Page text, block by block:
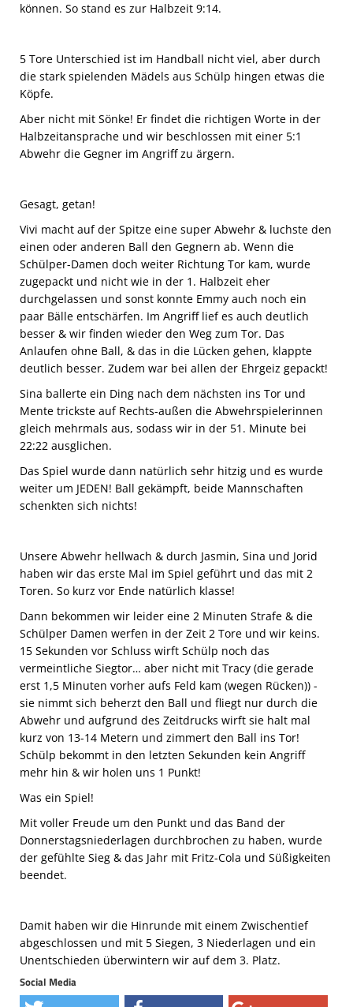
können. So stand es zur Halbzeit 9:14.
5 Tore Unterschied ist im Handball nicht viel, aber durch
die stark spielenden Mädels aus Schülp hingen etwas die
Köpfe.
Aber nicht mit Sönke! Er findet die richtigen Worte in der
Halbzeitansprache und wir beschlossen mit einer 5:1
Abwehr die Gegner im Angriff zu ärgern.
Gesagt, getan!
Vivi macht auf der Spitze eine super Abwehr & luchste den
einen oder anderen Ball den Gegnern ab. Wenn die
Schülper-Damen doch weiter Richtung Tor kam, wurde
zugepackt und nicht wie in der 1. Halbzeit eher
durchgelassen und sonst konnte Emmy auch noch ein
paar Bälle entschärfen. Im Angriff lief es auch deutlich
besser & wir finden wieder den Weg zum Tor. Das
Anlaufen ohne Ball, & das in die Lücken gehen, klappte
deutlich besser. Zudem war bei allen der Ehrgeiz gepackt!
Sina ballerte ein Ding nach dem nächsten ins Tor und
Mente trickste auf Rechts-außen die Abwehrspielerinnen
gleich mehrmals aus, sodass wir in der 51. Minute bei
22:22 ausglichen.
Das Spiel wurde dann natürlich sehr hitzig und es wurde
weiter um JEDEN! Ball gekämpft, beide Mannschaften
schenkten sich nichts!
Unsere Abwehr hellwach & durch Jasmin, Sina und Jorid
haben wir das erste Mal im Spiel geführt und das mit 2
Toren. So kurz vor Ende natürlich klasse!
Dann bekommen wir leider eine 2 Minuten Strafe & die
Schülper Damen werfen in der Zeit 2 Tore und wir keins.
15 Sekunden vor Schluss wirft Schülp noch das
vermeintliche Siegtor… aber nicht mit Tracy (die gerade
erst 1,5 Minuten vorher aufs Feld kam (wegen Rücken)) -
sie nimmt sich beherzt den Ball und fliegt nur durch die
Abwehr und aufgrund des Zeitdrucks wirft sie halt mal
kurz von 13-14 Metern und zimmert den Ball ins Tor!
Schülp bekommt in den letzten Sekunden kein Angriff
mehr hin & wir holen uns 1 Punkt!
Was ein Spiel!
Mit voller Freude um den Punkt und das Band der
Donnerstagsniederlagen durchbrochen zu haben, wurde
der gefühlte Sieg & das Jahr mit Fritz-Cola und Süßigkeiten
beendet.
Damit haben wir die Hinrunde mit einem Zwischentief
abgeschlossen und mit 5 Siegen, 3 Niederlagen und ein
Unentschieden überwintern wir auf dem 3. Platz.
Social Media